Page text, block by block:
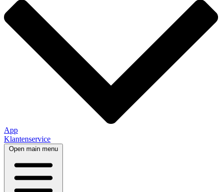
App
Klantenservice
Open main menu